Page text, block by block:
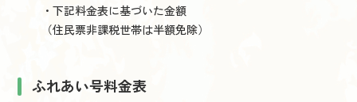
・下記料金表に基づいた金額
（住民票非課税世帯は半額免除）
ふれあい号料金表